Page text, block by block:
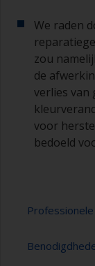
We raden
zou
de
verlies van
voor
bedoeld
Schilderen